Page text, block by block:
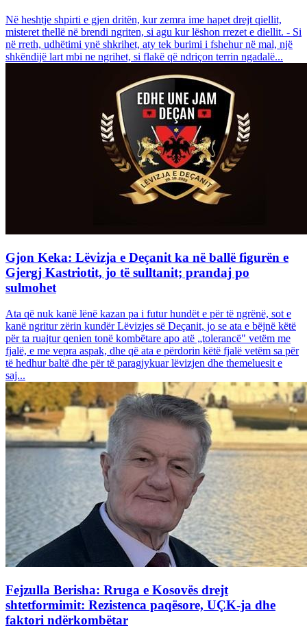
Në heshtje shpirti e gjen dritën, kur zemra ime hapet drejt qiellit,
misteret thellë në brendi ngriten, si agu kur lëshon rrezet e diellit. - Si
në rreth, udhëtimi ynë shkrihet, aty tek burimi i fshehur në mal, një
shkëndijë lart mbi ne ngrihet, si flakë që ndriçon terrin ngadalë...
Gjon Keka: Lëvizja e Deçanit ka në ballë figurën e
Gjergj Kastriotit, jo të sulltanit; prandaj po
sulmohet
Ata që nuk kanë lënë kazan pa i futur hundët e për të ngrënë, sot e
kanë ngritur zërin kundër Lëvizjes së Deçanit, jo se ata e bëjnë këtë
për ta ruajtur qenien tonë kombëtare apo atë „tolerancë" vetëm me
fjalë, e me vepra aspak, dhe që ata e përdorin këtë fjalë vetëm sa për
të hedhur baltë dhe për të paragjykuar lëvizjen dhe themeluesit e
saj...
Fejzulla Berisha: Rruga e Kosovës drejt
shtetformimit: Rezistenca paqësore, UÇK-ja dhe
faktori ndërkombëtar